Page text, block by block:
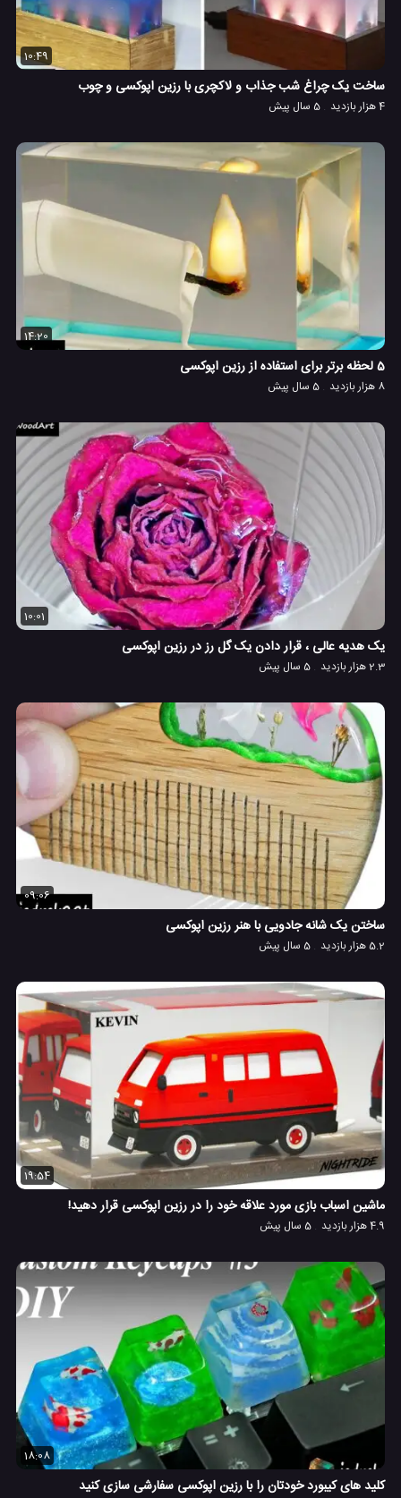
10:49
ساخت یک چراغ شب جذاب و لاکچری با رزین اپوکسی و چوب
4 هزار بازدید 5 سال پیش
14:20
5 لحظه برتر برای استفاده از رزین اپوکسی
8 هزار بازدید 5 سال پیش
10:01
یک هدیه عالی ، قرار دادن یک گل رز در رزین اپوکسی
2.3 هزار بازدید 5 سال پیش
09:06
ساختن یک شانه جادویی با هنر رزین اپوکسی
5.2 هزار بازدید 5 سال پیش
19:54
ماشین اسباب بازی مورد علاقه خود را در رزین اپوکسی قرار دهید!
4.9 هزار بازدید 5 سال پیش
18:08
کلید های کیبورد خودتان را با رزین اپوکسی سفارشی سازی کنید